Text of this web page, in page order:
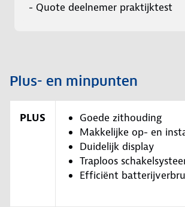
- Quote deelnemer praktijktest
Plus- en minpunten
PLUS
Goede zithouding
Makkelijke op- en
Duidelijk display
Traploos
Efficiënt